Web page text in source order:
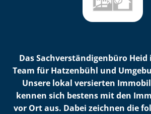
Das Sach­ver­stän­di­gen­bü­ro
Team für Hatzenbühl und
Unsere lokal versierten
kennen sich bestens mit den
vor Ort aus. Dabei zeichnen die